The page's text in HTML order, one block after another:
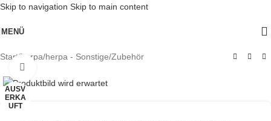
Skip to navigation Skip to main content
MENÜ
Start/herpa/herpa - Sonstige/Zubehör
AUSV
ERKA
UFT